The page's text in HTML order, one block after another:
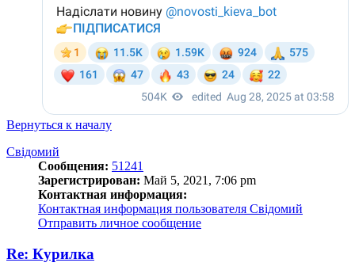
Вернуться к началу
Свідомий
Сообщения: 51241
Зарегистрирован: Май 5, 2021, 7:06 pm
Контактная информация:
Контактная информация пользователя Свідомий
Отправить личное сообщение
Re: Курилка